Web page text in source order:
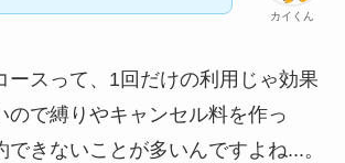
する方法を完全攻略カイくん
ースって、1回だけの利用じゃ効果
ので縛りやキャンセル料を作っ
できないことが多いんですよね...。